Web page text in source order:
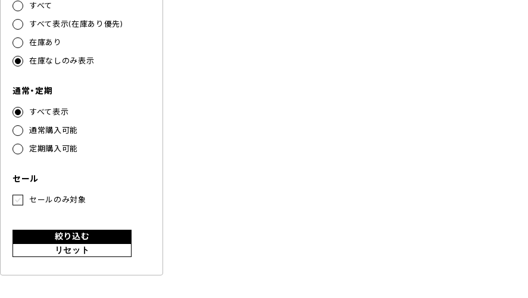
すべて
すべて表示(在庫あり優先)
在庫あり
在庫なしのみ表示
通常・定期
すべて表示
通常購入可能
定期購入可能
セール
セールのみ対象
絞り込む
リセット